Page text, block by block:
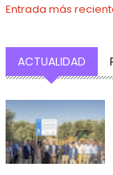
Entrada más
ACTUALIDAD